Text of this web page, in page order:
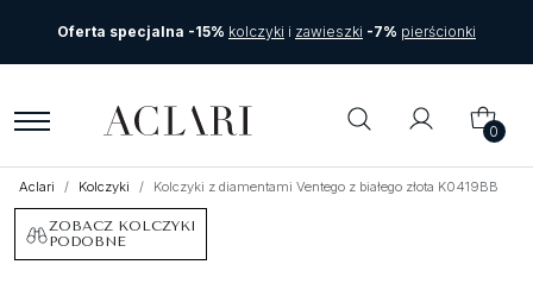
Oferta specjalna -15% kolczyki i zawieszki -7% pierścionki
0
Aclari Kolczyki Kolczyki z diamentami Ventego z białego złota K0419BB
ZOBACZ KOLCZYKI
PODOBNE